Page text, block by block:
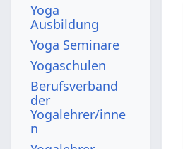
Yoga
Ausbildung
Yoga Seminare
Yogaschulen
Berufsverband
der
Yogalehrer/inne
n